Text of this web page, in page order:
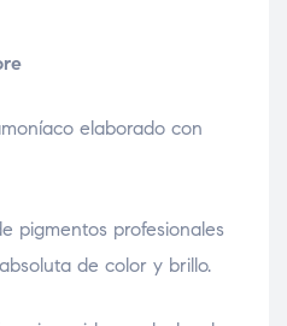
elaborado con
pigmentos profesionales
de color y brillo.